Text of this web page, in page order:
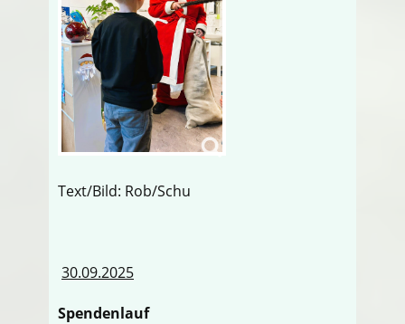
Text/Bild: Rob/Schu
30.09.2025
Spendenlauf